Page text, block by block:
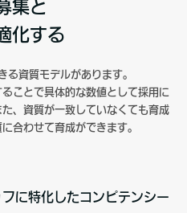
集と
化する
資質モデルがあります。
ことで具体的な数値として採用に
、資質が一致していなくても育成
合わせて育成ができます。
に特化したコンピテンシー